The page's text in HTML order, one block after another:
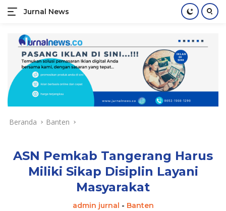
konten
Jurnal News
Jendela
Rakyat
Beranda Banten
ASN Pemkab Tangerang Harus
Miliki Sikap Disiplin Layani
Masyarakat
admin jurnal - Banten